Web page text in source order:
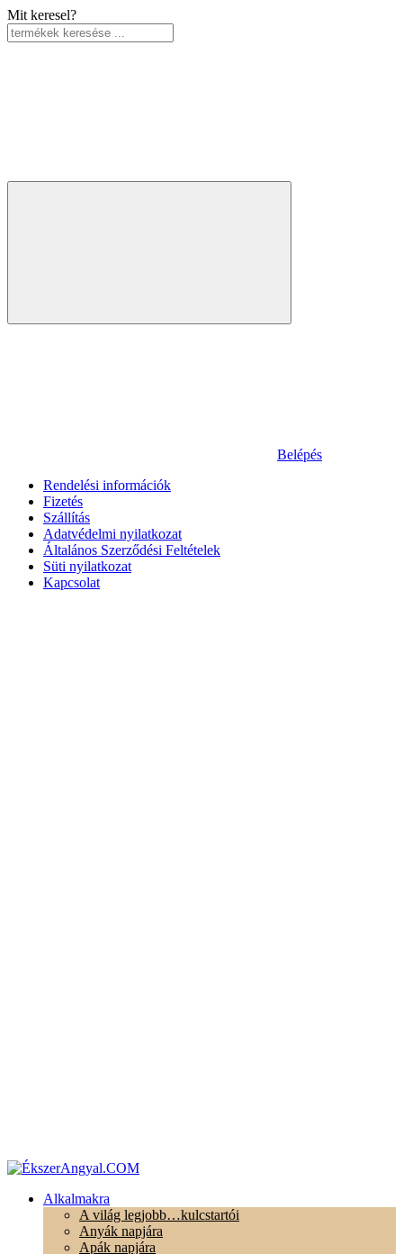
Mit keresel?
Belépés
Rendelési információk
Fizetés
Szállítás
Adatvédelmi nyilatkozat
Általános Szerződési Feltételek
Süti nyilatkozat
Kapcsolat
Alkalmakra
A világ legjobb…kulcstartói
Anyák napjára
Apák napjára